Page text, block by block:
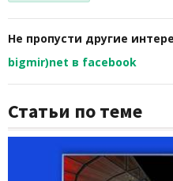
Не пропусти другие
bigmir)net в facebook
Статьи по теме